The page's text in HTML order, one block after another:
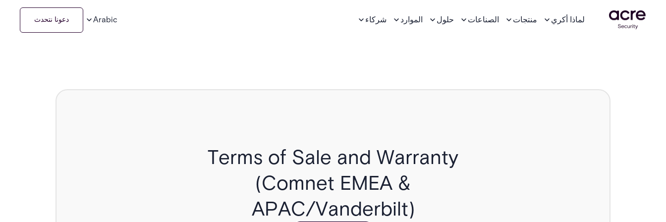
لماذا أكري منتجات الصناعات حلول الموارد شركاء Arabic دعونا نتحدث
Terms of Sale and Warranty
(Comnet EMEA &
APAC/Vanderbilt)